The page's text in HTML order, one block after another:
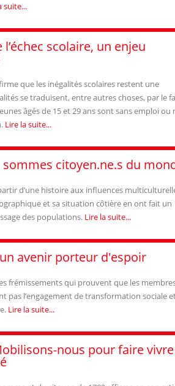
suite...
scolaire, un enjeu
que les inégalités scolaires restent une
se traduisent, entre autres choses, par le
âgés de 15 et 29 ans sont sans emploi ou
Lire la suite...
sommes citoyen.ne.s du
d’une histoire aux influences
et sa situation côtière en ont fait un
des populations. Lire la suite...
avenir porteur d'espoir
frémissements qui prouvent que les
pas l’engagement de transformation sociale
Lire la suite...
nous pour faire vivre